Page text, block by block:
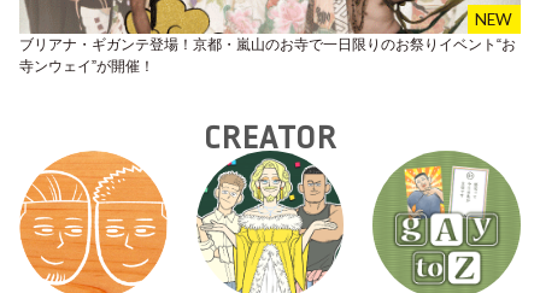
ブリアナ・ギガンテ登場！京都・嵐山のお寺で一日限りのお祭りイベント“お
寺ンウェイ”が開催！
CREATOR